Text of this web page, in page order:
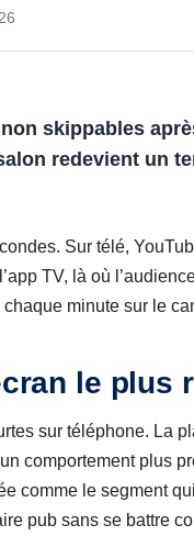
skippables
redevient un
Sur télé,
TV, là où
minute sur le
le plus
sur téléphone. La
comportement plus
comme le segment
pub sans se battre